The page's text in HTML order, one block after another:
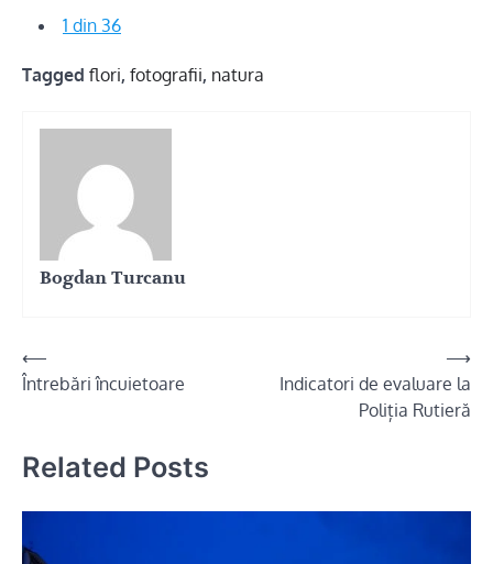
1 din 36
Tagged flori, fotografii, natura
Bogdan Turcanu
Navigare
în
⟵
Întrebări încuietoare
Indicatori de evaluare la
Poliția Rutieră
⟶
Related Posts